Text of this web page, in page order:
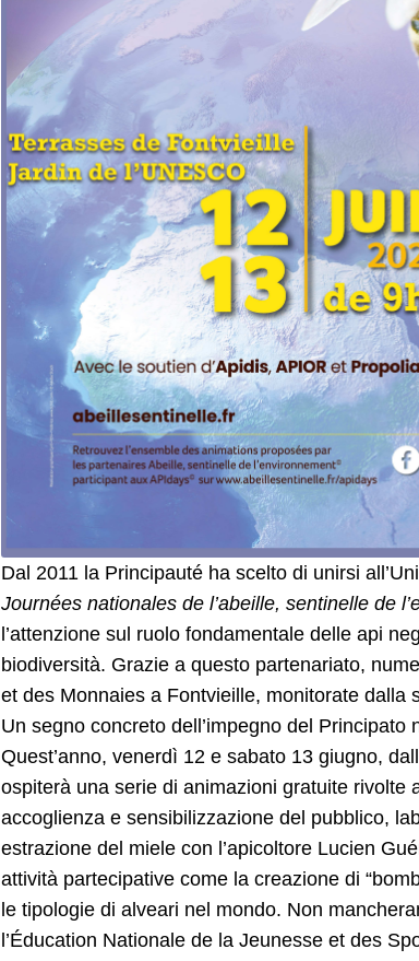
Dal 2011 la Principauté ha scelto di unirsi
Journées nationales de l’abeille, sentinelle de
l’attenzione sul ruolo fondamentale delle api
biodiversità. Grazie a questo partenariato,
et des Monnaies a Fontvieille, monitorate dalla
Un segno concreto dell’impegno del
Quest’anno, venerdì 12 e sabato 13 giugno,
ospiterà una serie di animazioni gratuite rivolte
accoglienza e sensibilizzazione del pubblico,
estrazione del miele con l’apicoltore Lucien
attività partecipative come la creazione di
le tipologie di alveari nel mondo. Non
l’Éducation Nationale de la Jeunesse et des